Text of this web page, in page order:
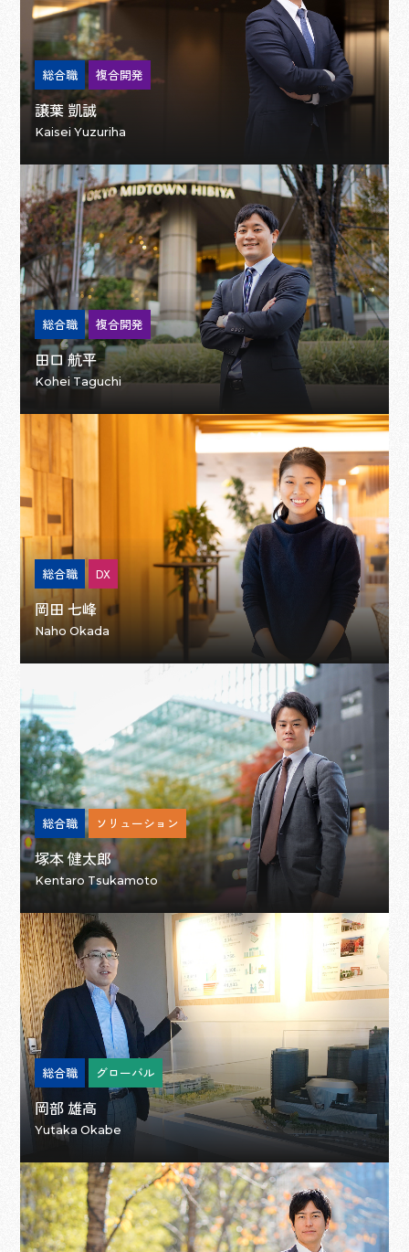
総合職 複合開発
譲葉 凱誠
Kaisei Yuzuriha
総合職 複合開発
田口 航平
Kohei Taguchi
総合職 DX
岡田 七峰
Naho Okada
総合職 ソリューション
塚本 健太郎
Kentaro Tsukamoto
総合職 グローバル
岡部 雄高
Yutaka Okabe